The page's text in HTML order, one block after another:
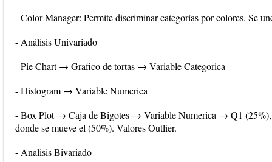
- Color Manager: Permite discriminar categorías por colores. Se
- Análisis Univariado
- Pie Chart → Grafico de tortas → Variable Categorica
- Histogram → Variable Numerica
- Box Plot → Caja de Bigotes → Variable Numerica → Q1
donde se mueve el (50%). Valores Outlier.
- Analisis Bivariado